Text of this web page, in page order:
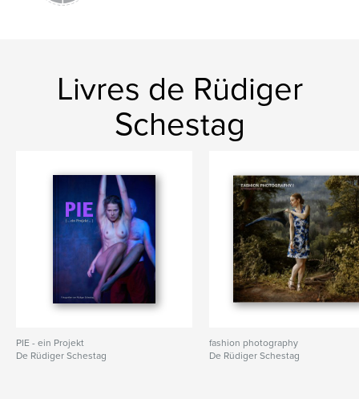
Livres de Rüdiger
Schestag
PIE - ein Projekt
De Rüdiger Schestag
fashion photography
De Rüdiger Schestag